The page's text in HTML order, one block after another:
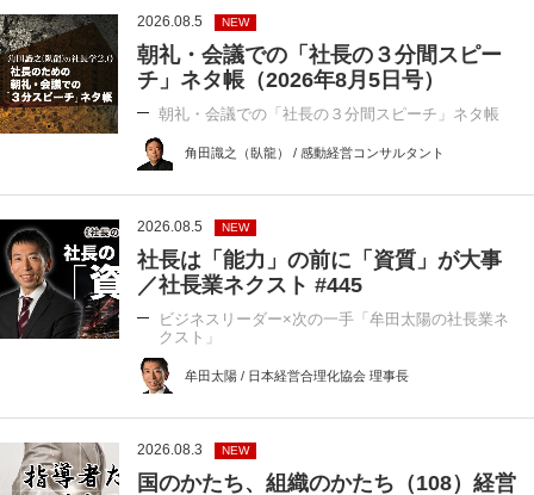
2026.08.5 NEW
朝礼・会議での「社長の３分間スピー
チ」ネタ帳（2026年8月5日号）
朝礼・会議での「社長の３分間スピーチ」ネタ帳
角田識之（臥龍） / 感動経営コンサルタント
2026.08.5 NEW
社長は「能力」の前に「資質」が大事
／社長業ネクスト #445
ビジネスリーダー×次の一手「牟田太陽の社長業ネ
クスト」
牟田太陽 / 日本経営合理化協会 理事長
2026.08.3 NEW
国のかたち、組織のかたち（108）経営